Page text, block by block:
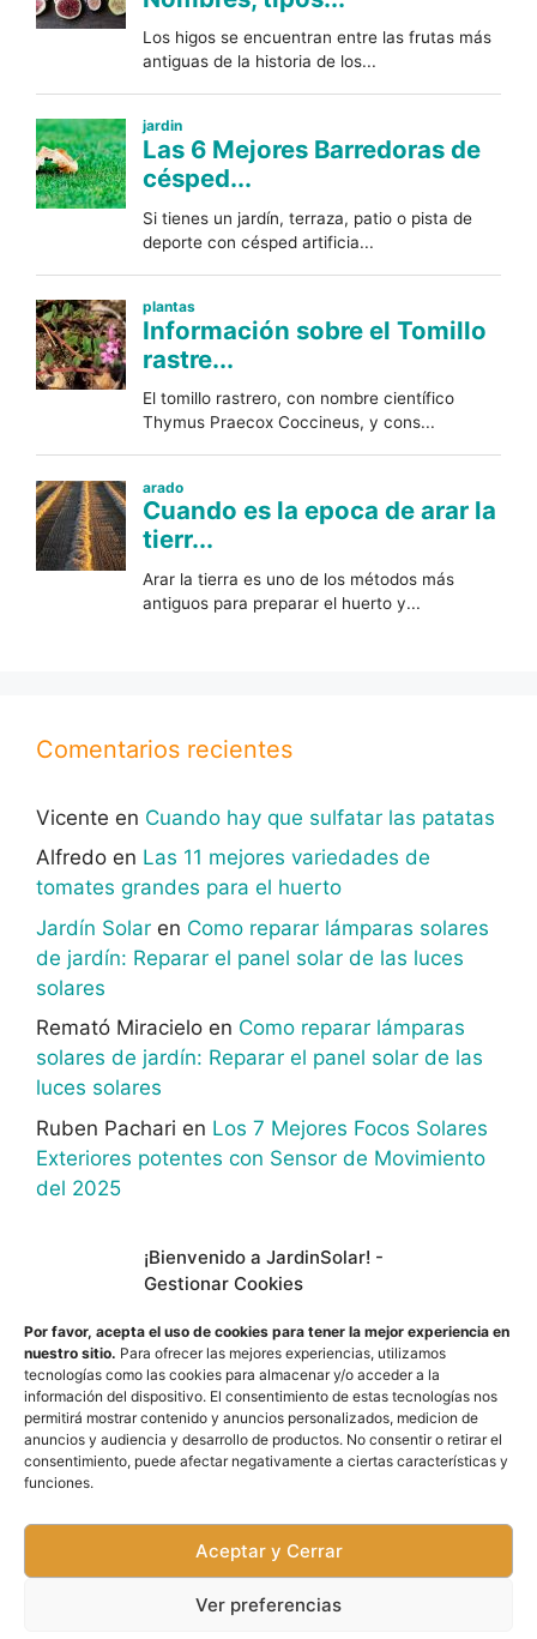
¡Bienvenido a JardinSolar! -
Gestionar Cookies
Por favor, acepta el uso de cookies para tener la mejor experiencia en
nuestro sitio. Para ofrecer las mejores experiencias, utilizamos
tecnologías como las cookies para almacenar y/o acceder a la
información del dispositivo. El consentimiento de estas tecnologías nos
permitirá mostrar contenido y anuncios personalizados, medicion de
anuncios y audiencia y desarrollo de productos. No consentir o retirar el
consentimiento, puede afectar negativamente a ciertas características y
funciones.
Aceptar y Cerrar
Ver preferencias
Comentarios recientes
Vicente en Cuando hay que sulfatar las patatas
Alfredo en Las 11 mejores variedades de
tomates grandes para el huerto
Jardín Solar en Como reparar lámparas solares
de jardín: Reparar el panel solar de las luces
solares
Remató Miracielo en Como reparar lámparas
solares de jardín: Reparar el panel solar de las
luces solares
Ruben Pachari en Los 7 Mejores Focos Solares
Exteriores potentes con Sensor de Movimiento
del 2025
ingresos por las compras adscritas que cumplen
los requisitos aplicables.
Aviso Legal
Política de Privacidad